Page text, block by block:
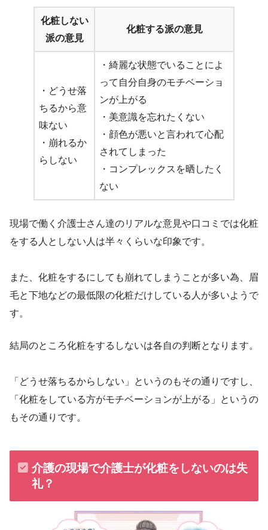
化粧しない
派の意見
化粧する派の意見
・どうせ落
ちるから意
味ない
・崩れるか
らしない
・綺麗な状態でいることによ
って自分自身のモチベーショ
ンが上がる
・美意識を忘れたくない
・顔色が悪いと言われて心配
されてしまった
・コンプレックスを晒したく
ない
現場で働く介護士さん達のリアルな意見や口コミでは化粧
をする人としない人は半々くらいな印象です。
また、化粧をするにしても崩れてしまうことが多い為、眉
毛と下地などの最低限の化粧だけしている人が多いようで
す。
結局のところ化粧をするしないは各自の判断となります。
「どうせ落ちるからしない」というのもその通りですし、
「化粧をしている方がモチベーションが上がる」というの
もその通りです。
介護の現場で介護士が化粧をしないのは失
礼？